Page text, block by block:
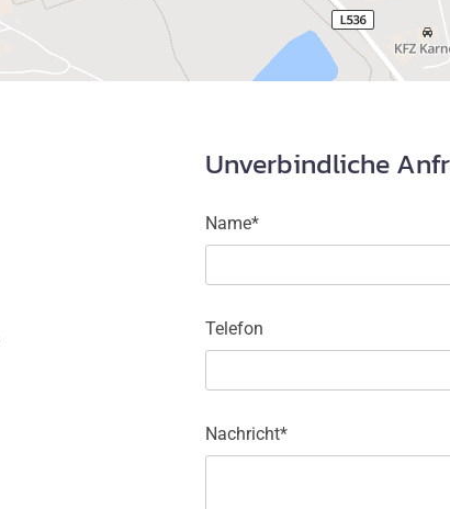
Unverbindliche
Name*
Telefon
Nachricht*